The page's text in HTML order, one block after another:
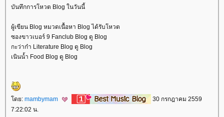
บันทึกการโหวต Blog ในวันนี้
ผู้เขียน Blog หมวดเนื้อหา Blog ได้รับโหวต
ซองขาวเบอร์ 9 Fanclub Blog ดู Blog
กะว่าก๋า Literature Blog ดู Blog
เนินน้ำ Food Blog ดู Blog
ดย: mambymam
30 กรกฎาคม 2559
7:22:02 น.